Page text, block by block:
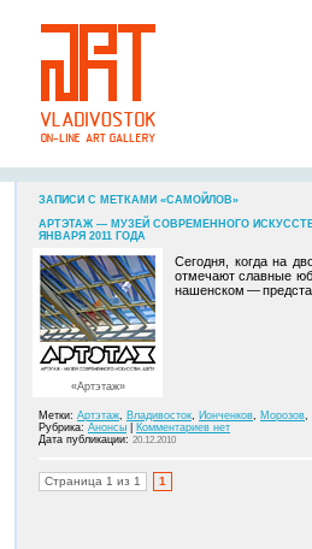
ЗАПИСИ С МЕТКАМИ «САМОЙЛОВ»
АРТЭТАЖ — МУЗЕЙ СОВРЕМЕННОГО
ЯНВАРЯ 2011 ГОДА
«Артэтаж»
Сегодня, когда на
отмечают славные
нашенском —
Метки: Артэтаж, Владивосток, Ионченков, Морозов,
Рубрика: Анонсы
Комментариев нет
Дата публикации: 20.12.2010
Страница 1 из 1 1